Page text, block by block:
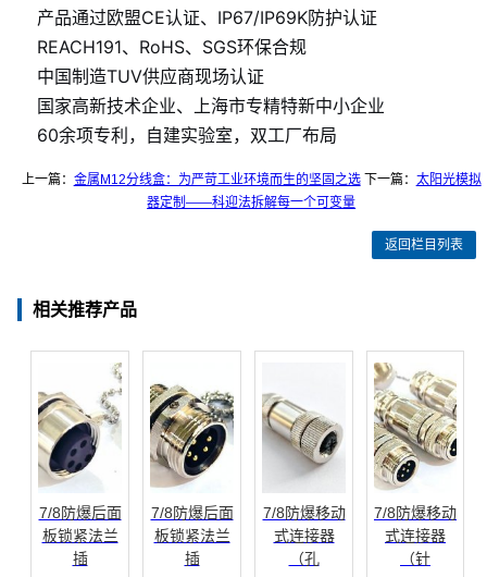
产品通过欧盟CE认证、IP67/IP69K防护认证
REACH191、RoHS、SGS环保合规
中国制造TUV供应商现场认证
国家高新技术企业、上海市专精特新中小企业
60余项专利，自建实验室，双工厂布局
上一篇： 金属M12分线盒：为严苛工业环境而生的坚固之选下一篇： 太阳光模拟
器定制——科迎法拆解每一个可变量
返回栏目列表
相关推荐产品
7/8防爆后面
板锁紧法兰
插
7/8防爆后面
板锁紧法兰
插
7/8防爆移动
式连接器
（孔
7/8防爆移动
式连接器
（针